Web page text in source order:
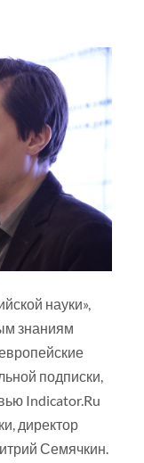
науки»,
знаниям
подписки,
Indicator.Ru
директор
Семячкин.